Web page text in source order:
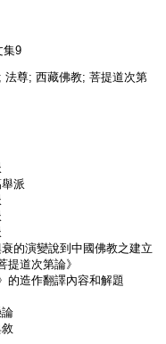
集9
法尊; 西藏佛教; 菩提道次第
派
的演變說到中國佛教之建立
提道次第論》
的造作翻譯內容和解題